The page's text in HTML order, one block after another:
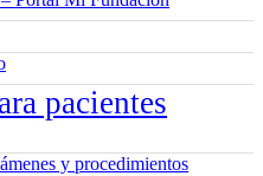
pacientes
y procedimientos